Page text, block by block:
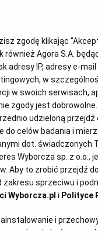
LENIWE PRZEPISY
zgodę klikając
również Agora S.A.
adresy IP, adresy e-
w
w swoich serwisach,
zgody jest
udzieloną przejdź
celów badania i
dot. świadczonych
Wyborcza sp. z o.o.,
Aby to zrobić przejdź
sprzeciwu i
Wyborcza.pl i Polityce
i
urządzeniu